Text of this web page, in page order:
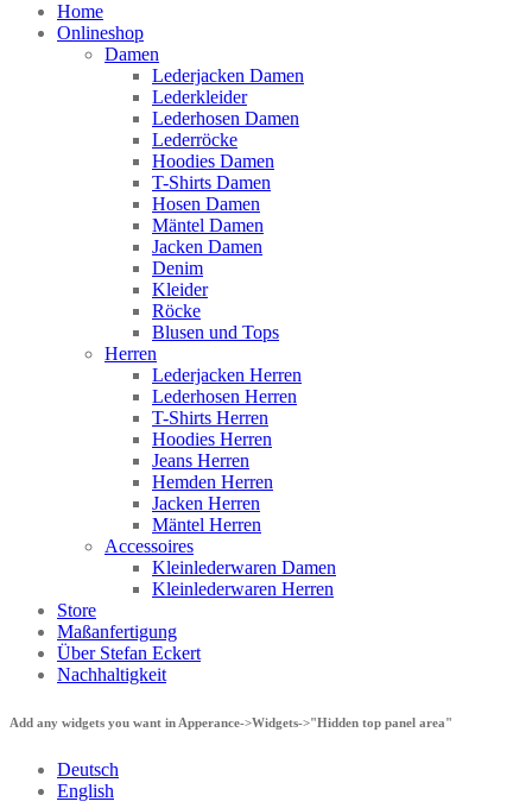
Home
Onlineshop
Damen
Lederjacken Damen
Lederkleider
Lederhosen Damen
Lederröcke
Hoodies Damen
T-Shirts Damen
Hosen Damen
Mäntel Damen
Jacken Damen
Denim
Kleider
Röcke
Blusen und Tops
Herren
Lederjacken Herren
Lederhosen Herren
T-Shirts Herren
Hoodies Herren
Jeans Herren
Hemden Herren
Jacken Herren
Mäntel Herren
Accessoires
Kleinlederwaren Damen
Kleinlederwaren Herren
Store
Maßanfertigung
Über Stefan Eckert
Nachhaltigkeit
Add any widgets you want in Apperance->Widgets->"Hidden top panel area"
Deutsch
English